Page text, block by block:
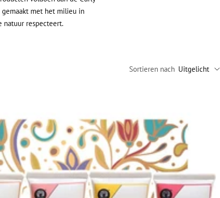
met het milieu in
natuur respecteert.
Sortieren nach Uitgelicht